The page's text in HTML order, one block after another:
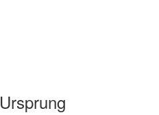
Ursprung